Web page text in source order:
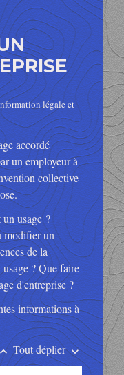
légale et
accordé
un employeur à
collective
usage ?
modifier un
de la
? Que faire
d'entreprise ?
informations à
Tout déplierkeyboard_arrow_down